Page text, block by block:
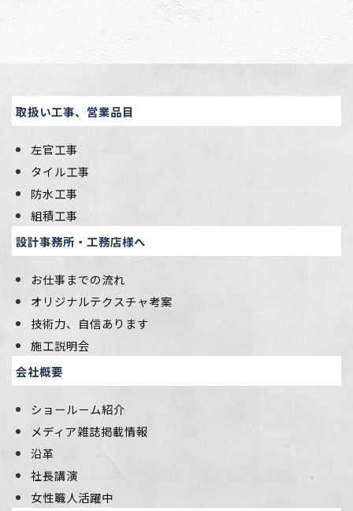
取扱い工事、営業品目
左官工事
タイル工事
防水工事
組積工事
設計事務所・工務店様へ
お仕事までの流れ
オリジナルテクスチャ考案
技術力、自信あります
施工説明会
会社概要
ショールーム紹介
メディア雑誌掲載情報
沿革
社長講演
女性職人活躍中